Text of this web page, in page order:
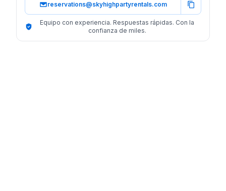
reservations@skyhighpartyrentals.com
Equipo con experiencia. Respuestas rápidas. Con la
confianza de miles.